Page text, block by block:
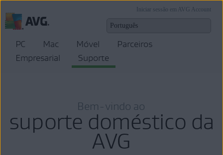
Iniciar sessão em AVG Account
PC Mac Móvel
Parceiros
Empresarial
Suporte
Bem-vindo ao
suporte doméstico da
AVG